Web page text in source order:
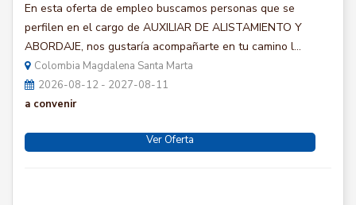
En esta oferta de empleo buscamos personas que se
perfilen en el cargo de AUXILIAR DE ALISTAMIENTO Y
ABORDAJE, nos gustaría acompañarte en tu camino l...
Colombia Magdalena Santa Marta
2026-08-12 - 2027-08-11
a convenir
Ver Oferta